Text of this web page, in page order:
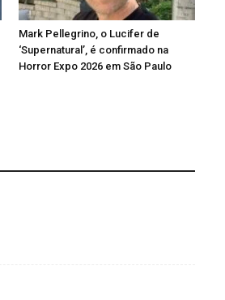
Mark Pellegrino, o Lucifer de
‘Supernatural’, é confirmado na
Horror Expo 2026 em São Paulo